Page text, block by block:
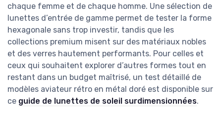
chaque femme et de chaque homme. Une sélection de
lunettes d’entrée de gamme permet de tester la forme
hexagonale sans trop investir, tandis que les
collections premium misent sur des matériaux nobles
et des verres hautement performants. Pour celles et
ceux qui souhaitent explorer d’autres formes tout en
restant dans un budget maîtrisé, un test détaillé de
modèles aviateur rétro en métal doré est disponible sur
ce guide de lunettes de soleil surdimensionnées.